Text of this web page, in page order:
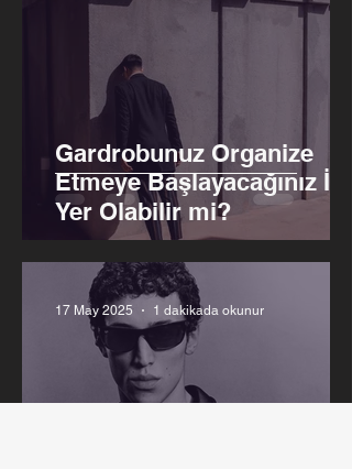
Gardrobunuz Organize
Etmeye Başlayacağınız İlk
Yer Olabilir mi?
17 May 2025 1 dakikada okunur